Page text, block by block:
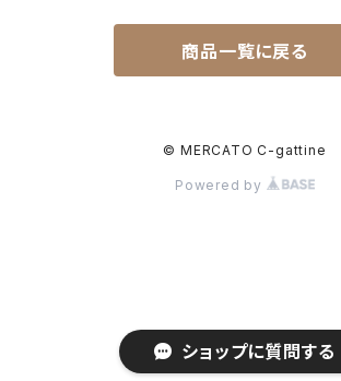
ショップに質問する
商品一覧に戻る
© MERCATO C-gattine
Powered by